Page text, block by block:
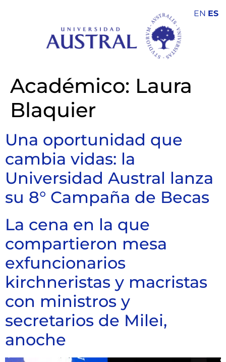
Académico: Laura
Blaquier
Una oportunidad que
cambia vidas: la
Universidad Austral lanza
su 8° Campaña de Becas
La cena en la que
compartieron mesa
exfuncionarios
kirchneristas y macristas
con ministros y
secretarios de Milei,
anoche
EN ES